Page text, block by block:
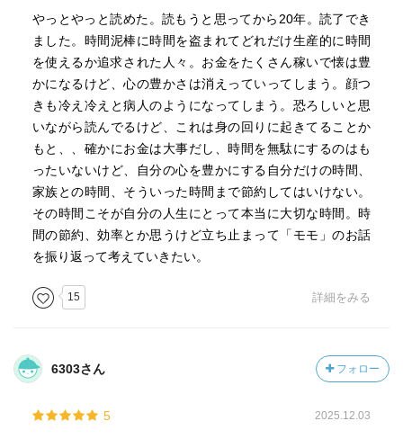
やっとやっと読めた。読もうと思ってから20年。読了でき
ました。時間泥棒に時間を盗まれてどれだけ生産的に時間
を使えるか追求された人々。お金をたくさん稼いで懐は豊
かになるけど、心の豊かさは消えっていってしまう。顔つ
きも冷え冷えと病人のようになってしまう。恐ろしいと思
いながら読んでるけど、これは身の回りに起きてることか
もと、、確かにお金は大事だし、時間を無駄にするのはも
ったいないけど、自分の心を豊かにする自分だけの時間、
家族との時間、そういった時間まで節約してはいけない。
その時間こそが自分の人生にとって本当に大切な時間。時
間の節約、効率とか思うけど立ち止まって「モモ」のお話
を振り返って考えていきたい。
15 詳細をみる
6303さん フォロー
5 2025.12.03